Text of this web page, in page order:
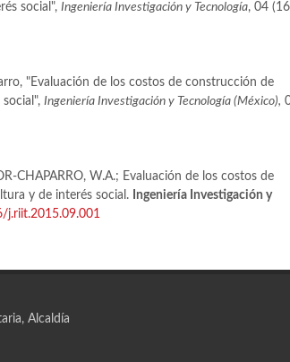
social",Ingeniería Investigación y Tecnología, 04
"Evaluación de los costos de construcción de
social",Ingeniería Investigación y Tecnología (México),
CHAPARRO, W.A.; Evaluación de los costos de
y de interés social. Ingeniería Investigación y
j.riit.2015.09.001
Alcaldía